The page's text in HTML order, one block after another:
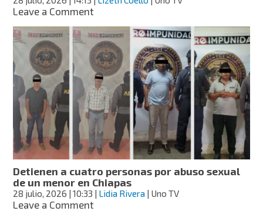
Leave a Commenton
intimidaban
con
machetes”:
estudiantes
denuncian
tortura
durante
novatada
en
la
Normal
Rural
Mactumactzá,
en
Chiapas
Detienen a cuatro personas por abuso sexual
de un menor en Chiapas
28 julio, 2026 | 10:33 | Lidia Rivera | Uno TV
Leave a Commenton